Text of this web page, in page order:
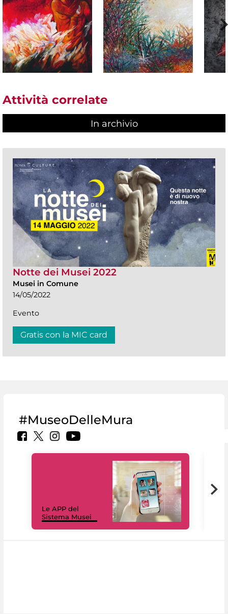
Attività correlate
In archivio
Notte dei Musei 2022
Musei in Comune
14/05/2022
Evento
Gratis con la MIC card
#MuseoDelleMura
Le APP del
Sistema Musei